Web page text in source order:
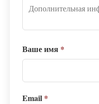
Ваше имя *
Email *